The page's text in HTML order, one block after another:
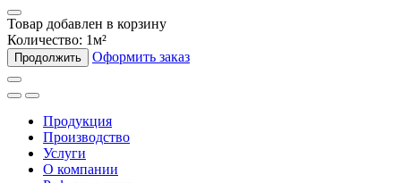
Товар добавлен в корзину
Количество: 1м²
Продолжить Оформить заказ
Продукция
Производство
Услуги
О компании